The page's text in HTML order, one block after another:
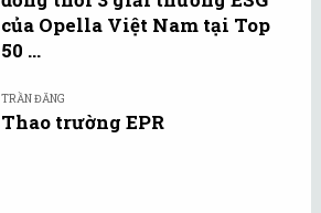
của Opella Việt Nam tại Top
50 ...
TRẦN ĐĂNG
Thao trường EPR